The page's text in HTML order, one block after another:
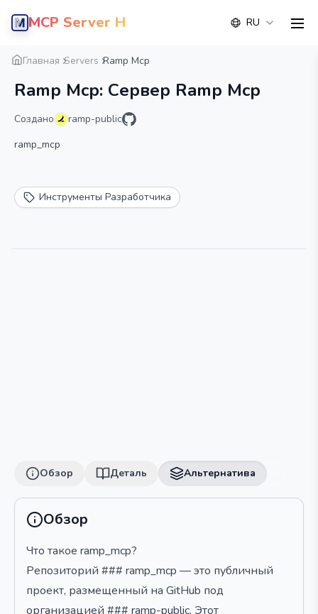
MCP Server Hub RU
Главная Servers Ramp Mcp
Ramp Mcp: Сервер Ramp Mcp
Создано
ramp-public
ramp_mcp
Инструменты Разработчика
Обзор Деталь
Обзор Деталь Альтернатива
Обзор
Что такое ramp_mcp?
Репозиторий ### ramp_mcp — это публичный
проект, размещенный на GitHub под
организацией ### ramp-public. Этот